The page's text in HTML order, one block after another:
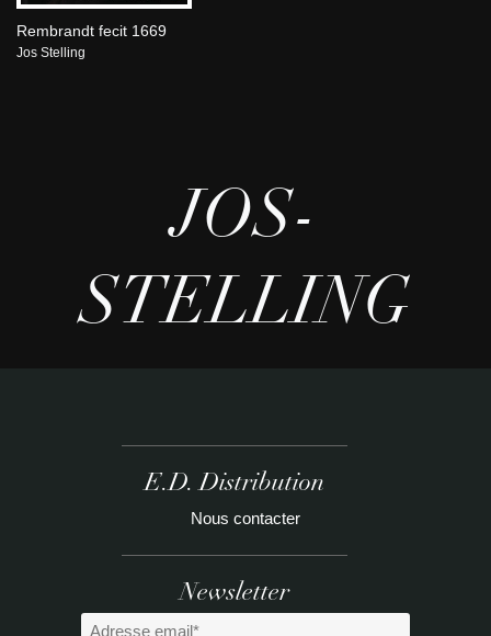
Rembrandt fecit 1669
Jos Stelling
JOS-
STELLING
E.D. Distribution
Nous contacter
Newsletter